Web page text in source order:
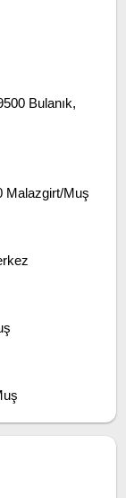
Bulanık,
Malazgirt/Muş